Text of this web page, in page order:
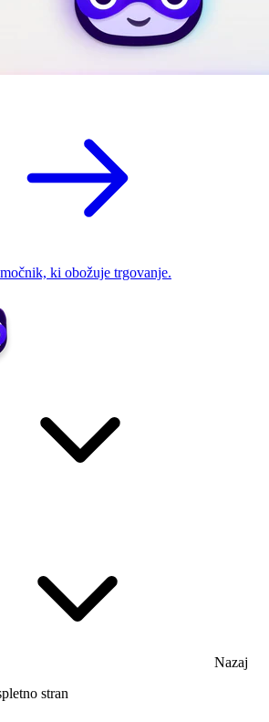
ki obožuje trgovanje.
Nazaj
stran